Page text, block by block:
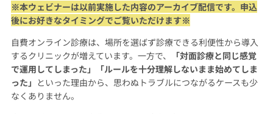
※本ウェビナーは以前実施した内容のアーカイブ配信です。申込
後にお好きなタイミングでご覧いただけます※
自費オンライン診療は、場所を選ばず診療できる利便性から導入
するクリニックが増えています。一方で、
「対面診療と同じ感覚
で運用してしまった」「ルールを十分理解しないまま始めてしま
った」 といった理由から、思わぬトラブルにつながるケースも少
なくありません。